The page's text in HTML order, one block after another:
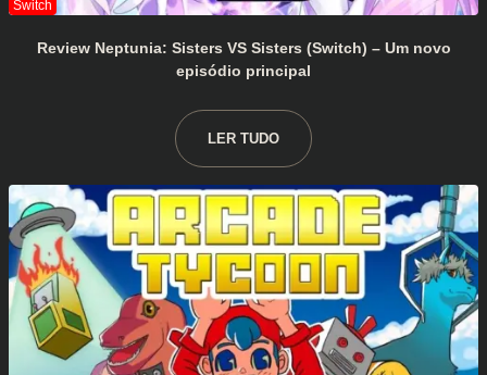
Review Neptunia: Sisters VS Sisters (Switch) – Um novo
episódio principal
LER TUDO